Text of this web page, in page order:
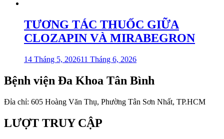
TƯƠNG TÁC THUỐC GIỮA
CLOZAPIN VÀ MIRABEGRON
14 Tháng 5, 202611 Tháng 6, 2026
Bệnh viện Đa Khoa Tân Bình
Đỉa chỉ: 605 Hoàng Văn Thụ, Phường Tân Sơn Nhất, TP.HCM
LƯỢT TRUY CẬP